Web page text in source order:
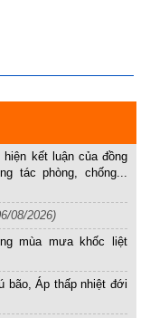
kết luận của đồng
tác phòng, chống...
08/2026)
mùa mưa khốc liệt
bão, Áp thấp nhiệt đới